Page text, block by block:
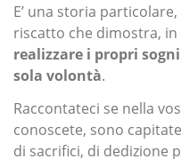
E’ una storia
riscatto che dimostra,
realizzare i propri
sola volontà.
Raccontateci se nella
conoscete, sono capitate
di sacrifici, di dedizione